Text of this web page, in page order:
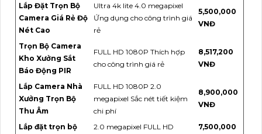
Lắp Đặt Trọn Bộ
Camera Giá Rẻ Độ
Nét Cao
Ultra 4k lite 4.0 megapixel
Ứng dụng cho công trình giá
rẻ
5,500,000
VNĐ
Trọn Bộ Camera
Kho Xưởng Sắt
Báo Động PIR
FULL HD 1080P Thích hợp
cho công trình giá rẻ
8,517,200
VNĐ
Lắp Camera Nhà
Xưởng Trọn Bộ
Thu Âm
FULL HD 1080P 2.0
megapixel Sắc nét tiết kiệm
chi phí
8,900,000
VNĐ
Lắp đặt trọn bộ
2.0 megapixel FULL HD
7,500,000